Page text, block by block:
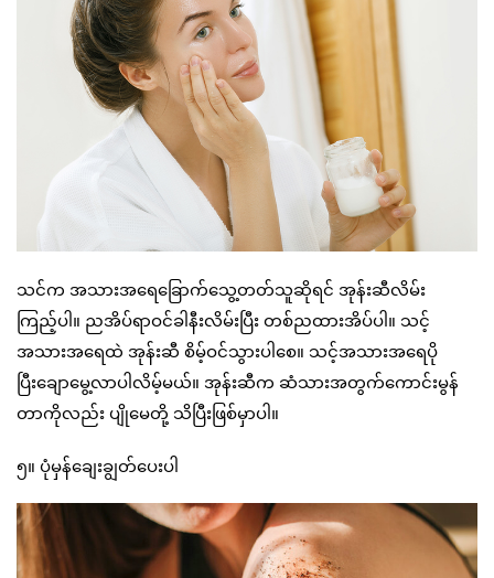
သင်က အသားအရေခြောက်သွေ့တတ်သူဆိုရင် အုန်းဆီလိမ်း
ကြည့်ပါ။ ညအိပ်ရာဝင်ခါနီးလိမ်းပြီး တစ်ညထားအိပ်ပါ။ သင့်
အသားအရေထဲ အုန်းဆီ စိမ့်ဝင်သွားပါစေ။ သင့်အသားအရေပို
ပြီးချောမွေ့လာပါလိမ့်မယ်။ အုန်းဆီက ဆံသားအတွက်ကောင်းမွန်
တာကိုလည်း ပျိုမေတို့ သိပြီးဖြစ်မှာပါ။
၅။ ပုံမှန်ချေးချွတ်ပေးပါ